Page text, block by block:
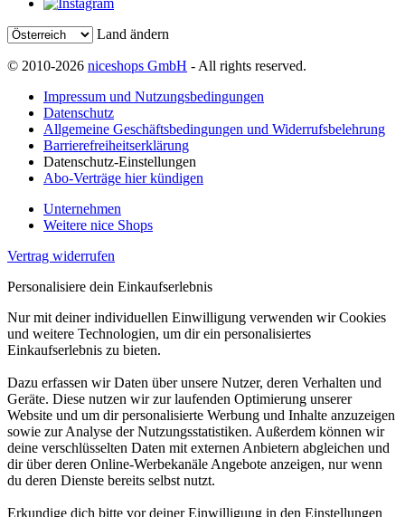
Land ändern
© 2010-2026 niceshops GmbH - All rights reserved.
Impressum und Nutzungsbedingungen
Datenschutz
Allgemeine Geschäftsbedingungen und Widerrufsbelehrung
Barrierefreiheitserklärung
Datenschutz-Einstellungen
Abo-Verträge hier kündigen
Unternehmen
Weitere nice Shops
Vertrag widerrufen
Personalisiere dein Einkaufserlebnis
Nur mit deiner individuellen Einwilligung verwenden wir Cookies
und weitere Technologien, um dir ein personalisiertes
Einkaufserlebnis zu bieten.
Dazu erfassen wir Daten über unsere Nutzer, deren Verhalten und
Geräte. Diese nutzen wir zur laufenden Optimierung unserer
Website und um dir personalisierte Werbung und Inhalte anzuzeigen
sowie zur Analyse der Nutzungsstatistiken. Außerdem können wir
deine verschlüsselten Daten mit externen Anbietern abgleichen und
dir über deren Online-Werbekanäle Angebote anzeigen, nur wenn
du deren Dienste bereits selbst nutzt.
Erkundige dich bitte vor deiner Einwilligung in den Einstellungen